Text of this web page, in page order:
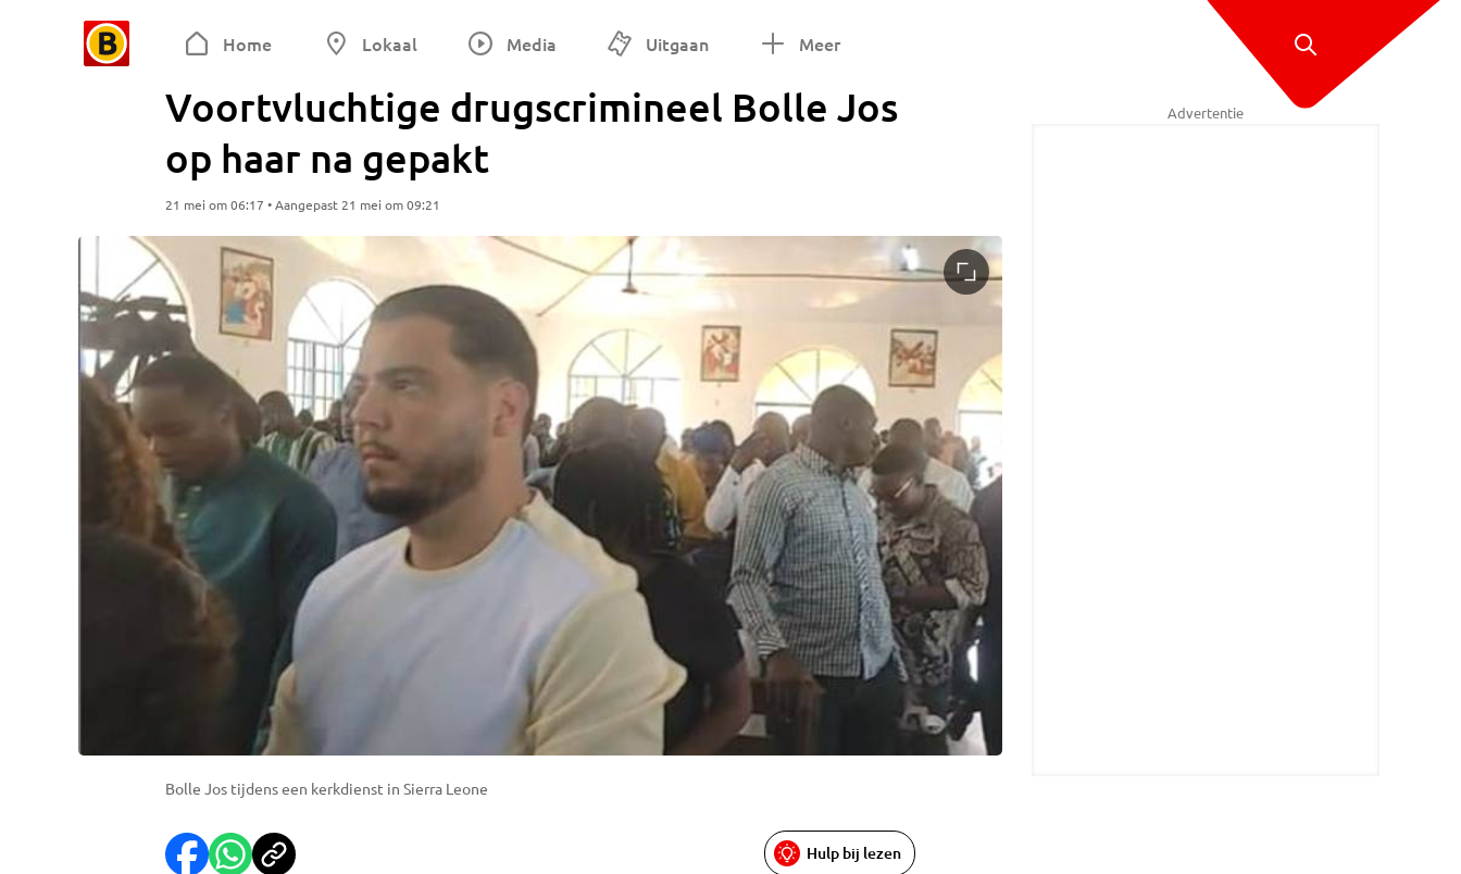
Home Lokaal Media Uitgaan Meer
Voortvluchtige drugscrimineel Bolle Jos
op haar na gepakt
21 mei om 06:17 • Aangepast 21 mei om 09:21
Bolle Jos tijdens een kerkdienst in Sierra Leone
Hulp bij lezen
Advertentie